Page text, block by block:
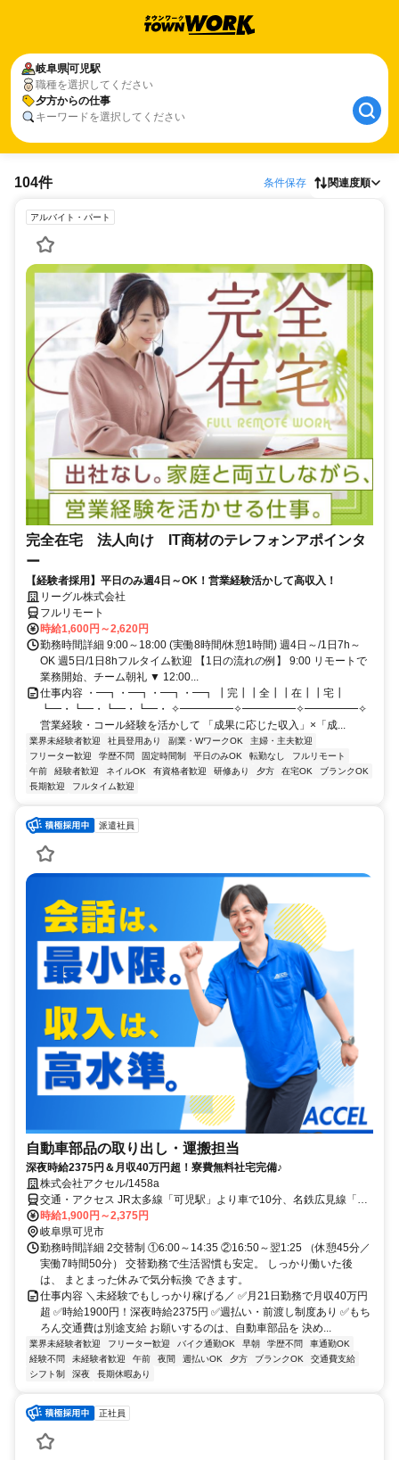
岐阜県可児駅
職種を選択してください
夕方からの仕事
キーワードを選択してください
104件 条件保存 関連度順
アルバイト・パート
完全在宅 法人向け IT商材のテレフォンアポインタ
ー
【経験者採用】平日のみ週4日～OK！営業経験活かして高収入！
リーグル株式会社
フルリモート
時給1,600円～2,620円
勤務時間詳細 9:00～18:00 (実働8時間/休憩1時間) 週4日～/1日7h～
OK 週5日/1日8hフルタイム歓迎 【1日の流れの例】 9:00 リモートで
業務開始、チーム朝礼 ▼ 12:00...
仕事内容 ・━┓・━┓・━┓・━┓ ┃完┃┃全┃┃在┃┃宅┃
┗━・┗━・┗━・┗━・ ✧━━━━━✧━━━━━✧━━━━━✧
営業経験・コール経験を活かして 「成果に応じた収入」×「成...
業界未経験者歓迎 社員登用あり 副業・WワークOK
主婦・主夫歓迎
フリーター歓迎
学歴不問 固定時間制 平日のみOK 転勤なし
フルリモート
午前
経験者歓迎 ネイルOK 有資格者歓迎 研修あり 夕方 在宅OK
ブランクOK
長期歓迎
フルタイム歓迎
派遣社員
自動車部品の取り出し・運搬担当
深夜時給2375円＆月収40万円超！寮費無料社宅完備♪
株式会社アクセル/1458a
交通・アクセス JR太多線「可児駅」より車で10分、名鉄広見線「日
本ライン今渡駅」より車で5分 ＊車・バイク通勤OK（無料駐車場完
備）
時給1,900円～2,375円
岐阜県可児市
勤務時間詳細 2交替制 ①6:00～14:35 ②16:50～翌1:25 （休憩45分／
実働7時間50分） 交替勤務で生活習慣も安定。 しっかり働いた後
は、 まとまった休みで気分転換 できます。
仕事内容 ＼未経験でもしっかり稼げる／ ✅月21日勤務で月収40万円
超 ✅時給1900円！深夜時給2375円 ✅週払い・前渡し制度あり ✅もち
ろん交通費は別途支給 お願いするのは、自動車部品を 決め...
業界未経験者歓迎 フリーター歓迎 バイク通勤OK 早朝 学歴不問
車通勤OK
経験不問
未経験者歓迎 午前 夜間 週払いOK 夕方 ブランクOK
交通費支給
シフト制
深夜 長期休暇あり
正社員